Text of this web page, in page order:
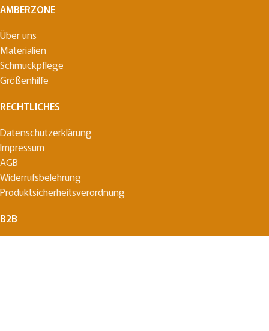
AMBERZONE
Über uns
Materialien
Schmuckpflege
Größenhilfe
RECHTLICHES
Datenschutzerklärung
Impressum
AGB
Widerrufsbelehrung
Produktsicherheitsverordnung
B2B